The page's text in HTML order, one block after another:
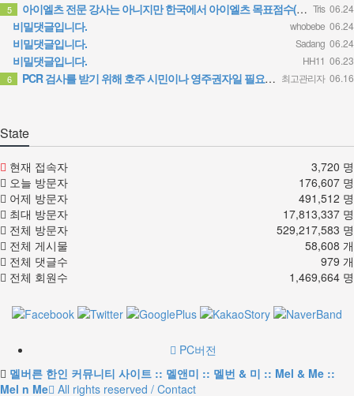
Tris 06.24
5 아이엘츠 전문 강사는 아니지만 한국에서 아이엘츠 목표점수(6.0)통과하고 호주대학 입학했어요 연락주시면 제가…
whobebe 06.24
비밀댓글입니다.
Sadang 06.24
비밀댓글입니다.
HH11 06.23
비밀댓글입니다.
최고관리자 06.16
6 PCR 검사를 받기 위해 호주 시민이나 영주권자일 필요는 없습니다. 가까운 무료 검사 클리닉에 방문 하시면 …
State
현재 접속자
3,720 명
오늘 방문자
176,607 명
어제 방문자
491,512 명
최대 방문자
17,813,337 명
전체 방문자
529,217,583 명
전체 게시물
58,608 개
전체 댓글수
979 개
전체 회원수
1,469,664 명
PC버전
멜버른 한인 커뮤니티 사이트 :: 멜앤미 :: 멜번 & 미 :: Mel & Me ::
Mel n Me All rights reserved / Contact